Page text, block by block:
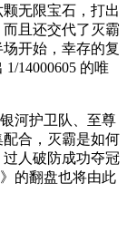
无限宝石，打出
且还交代了灭霸
开始，幸存的复
14000605 的唯
河护卫队、至尊
合，灭霸是如何
人破防成功夺冠
的翻盘也将由此